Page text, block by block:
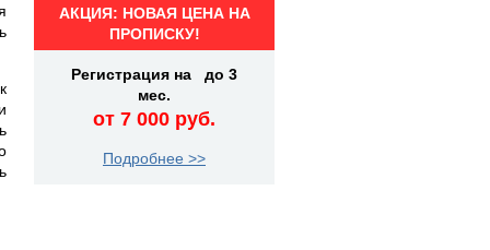
АКЦИЯ: НОВАЯ ЦЕНА НА
ПРОПИСКУ!
Регистрация на до 3
мес.
от 7 000 руб.
Подробнее >>